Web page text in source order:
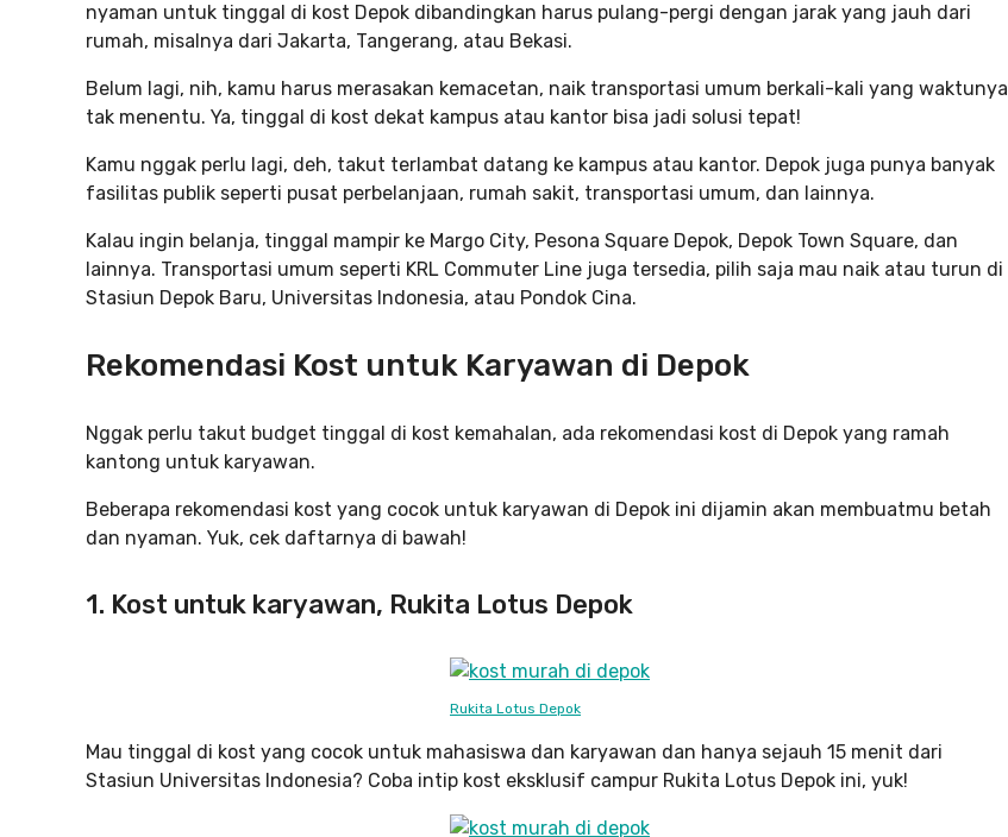
nyaman untuk tinggal di kost Depok dibandingkan harus pulang-pergi dengan jarak yang jauh dari
rumah, misalnya dari Jakarta, Tangerang, atau Bekasi.
Belum lagi, nih, kamu harus merasakan kemacetan, naik transportasi umum berkali-kali yang waktunya
tak menentu. Ya, tinggal di kost dekat kampus atau kantor bisa jadi solusi tepat!
Kamu nggak perlu lagi, deh, takut terlambat datang ke kampus atau kantor. Depok juga punya banyak
fasilitas publik seperti pusat perbelanjaan, rumah sakit, transportasi umum, dan lainnya.
Kalau ingin belanja, tinggal mampir ke Margo City, Pesona Square Depok, Depok Town Square, dan
lainnya. Transportasi umum seperti KRL Commuter Line juga tersedia, pilih saja mau naik atau turun di
Stasiun Depok Baru, Universitas Indonesia, atau Pondok Cina.
Rekomendasi Kost untuk Karyawan di Depok
Nggak perlu takut budget tinggal di kost kemahalan, ada rekomendasi kost di Depok yang ramah
kantong untuk karyawan.
Beberapa rekomendasi kost yang cocok untuk karyawan di Depok ini dijamin akan membuatmu betah
dan nyaman. Yuk, cek daftarnya di bawah!
1. Kost untuk karyawan, Rukita Lotus Depok
Rukita Lotus Depok
Mau tinggal di kost yang cocok untuk mahasiswa dan karyawan dan hanya sejauh 15 menit dari
Stasiun Universitas Indonesia? Coba intip kost eksklusif campur Rukita Lotus Depok ini, yuk!